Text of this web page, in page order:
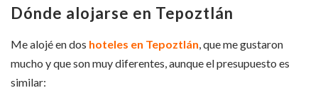
Dónde alojarse en Tepoztlán
Me alojé en dos hoteles en Tepoztlán, que me gustaron
mucho y que son muy diferentes, aunque el presupuesto es
similar: